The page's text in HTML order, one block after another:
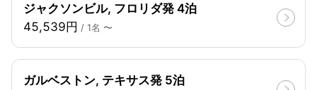
ジャクソンビル, フロリダ発 4泊
45,539円 / 1名 〜
ガルベストン, テキサス発 5泊